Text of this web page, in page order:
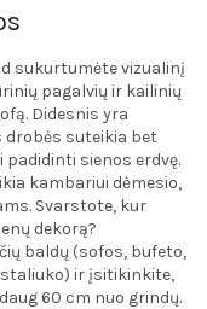
sukurtumėte vizualinį
pagalvių ir kailinių
Didesnis yra
drobės suteikia bet
sienos erdvę.
kambariui dėmesio,
Svarstote, kur
dekorą?
baldų (sofos, bufeto,
ir įsitikinkite,
60 cm nuo grindų.